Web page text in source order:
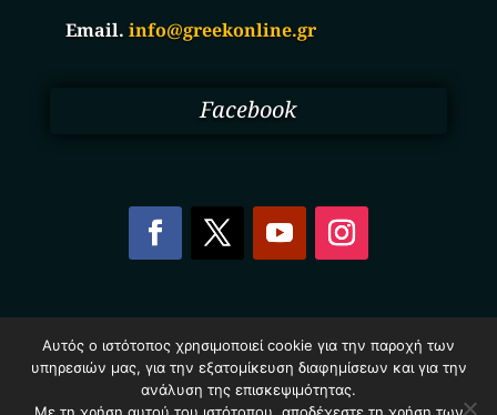
Email.info@greekonline.gr
Facebook
Επιχειρήσεων Ελλάδας – Greekonline.gr. All Rights
Reserved.
Όροι & Προυποθέσεις–Προστασία Προσωπικών
Αυτός ο ιστότοπος χρησιμοποιεί cookie για την παροχή των
υπηρεσιών μας, για την εξατομίκευση διαφημίσεων και για την
ανάλυση της επισκεψιμότητας.